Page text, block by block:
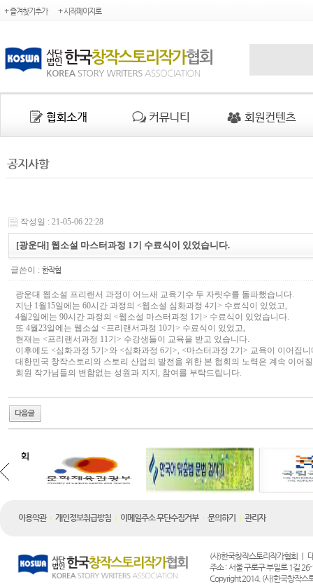
+ 즐겨찾기추가 + 시작페이지로
공지사항
작성일 : 21-05-06 22:28
[광운대] 웹소설 마스터과정 1기 수료식이 있었습니다.
글쓴이 : 한작협
광운대 웹소설 프리랜서 과정이 어느새 교육기수 두 자릿수를 돌파했습니다.
지난 1월15일에는 60시간 과정의 <웹소설 심화과정 4기> 수료식이 있었고,
4월2일에는 90시간 과정의 <웹소설 마스터과정 1기> 수료식이 있었습니다.
또 4월23일에는 웹소설 <프리랜서과정 10기> 수료식이 있었고,
현재는 <프리랜서과정 11기> 수강생들이 교육을 받고 있습니다.
이후에도 <심화과정 5기>와 <심화과정 6기>, <마스터과정 2기> 교육이 이어집니
대한민국 창작스토리와 스토리 산업의 발전을 위한 본 협회의 노력은 계속 이어
회원 작가님들의 변함없는 성원과 지지, 참여를 부탁드립니다.
이용약관 개인정보취급방침 이메일주소 무단수집거부 문의하기 관리자
(사)한국창작스토리작가협회 |
주소 : 서울 구로구 부일로 1길
Copyright 2014. (사)한국창작스